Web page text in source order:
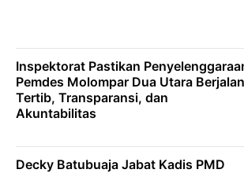
Inspektorat Pastikan
Pemdes Molompar Dua Utara Berjalan
Tertib, Transparansi, dan
Akuntabilitas
Decky Batubuaja Jabat Kadis PMD